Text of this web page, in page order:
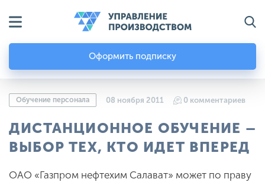
Оформить подписку
Обучение персонала 08 ноября 2011 0 комментариев
ДИСТАНЦИОННОЕ ОБУЧЕНИЕ –
ВЫБОР ТЕХ, КТО ИДЕТ ВПЕРЕД
ОАО «Газпром нефтехим Салават» может по праву